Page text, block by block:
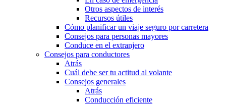
Otros aspectos de interés
Recursos útiles
Cómo planificar un viaje seguro por carretera
Consejos para personas mayores
Conduce en el extranjero
Consejos para conductores
Atrás
Cuál debe ser tu actitud al volante
Consejos generales
Atrás
Conducción eficiente